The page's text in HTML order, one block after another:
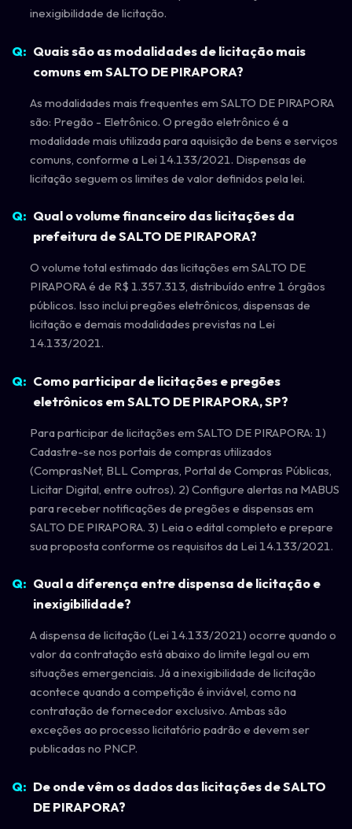
inexigibilidade de licitação.
Quais são as modalidades de licitação mais
comuns em SALTO DE PIRAPORA?
As modalidades mais frequentes em SALTO DE PIRAPORA
são: Pregão - Eletrônico. O pregão eletrônico é a
modalidade mais utilizada para aquisição de bens e serviços
comuns, conforme a Lei 14.133/2021. Dispensas de
licitação seguem os limites de valor definidos pela lei.
Qual o volume financeiro das licitações da
prefeitura de SALTO DE PIRAPORA?
O volume total estimado das licitações em SALTO DE
PIRAPORA é de R$ 1.357.313, distribuído entre 1 órgãos
públicos. Isso inclui pregões eletrônicos, dispensas de
licitação e demais modalidades previstas na Lei
14.133/2021.
Como participar de licitações e pregões
eletrônicos em SALTO DE PIRAPORA, SP?
Para participar de licitações em SALTO DE PIRAPORA: 1)
Cadastre-se nos portais de compras utilizados
(ComprasNet, BLL Compras, Portal de Compras Públicas,
Licitar Digital, entre outros). 2) Configure alertas na MABUS
para receber notificações de pregões e dispensas em
SALTO DE PIRAPORA. 3) Leia o edital completo e prepare
sua proposta conforme os requisitos da Lei 14.133/2021.
Qual a diferença entre dispensa de licitação e
inexigibilidade?
A dispensa de licitação (Lei 14.133/2021) ocorre quando o
valor da contratação está abaixo do limite legal ou em
situações emergenciais. Já a inexigibilidade de licitação
acontece quando a competição é inviável, como na
contratação de fornecedor exclusivo. Ambas são
exceções ao processo licitatório padrão e devem ser
publicadas no PNCP.
De onde vêm os dados das licitações de SALTO
DE PIRAPORA?